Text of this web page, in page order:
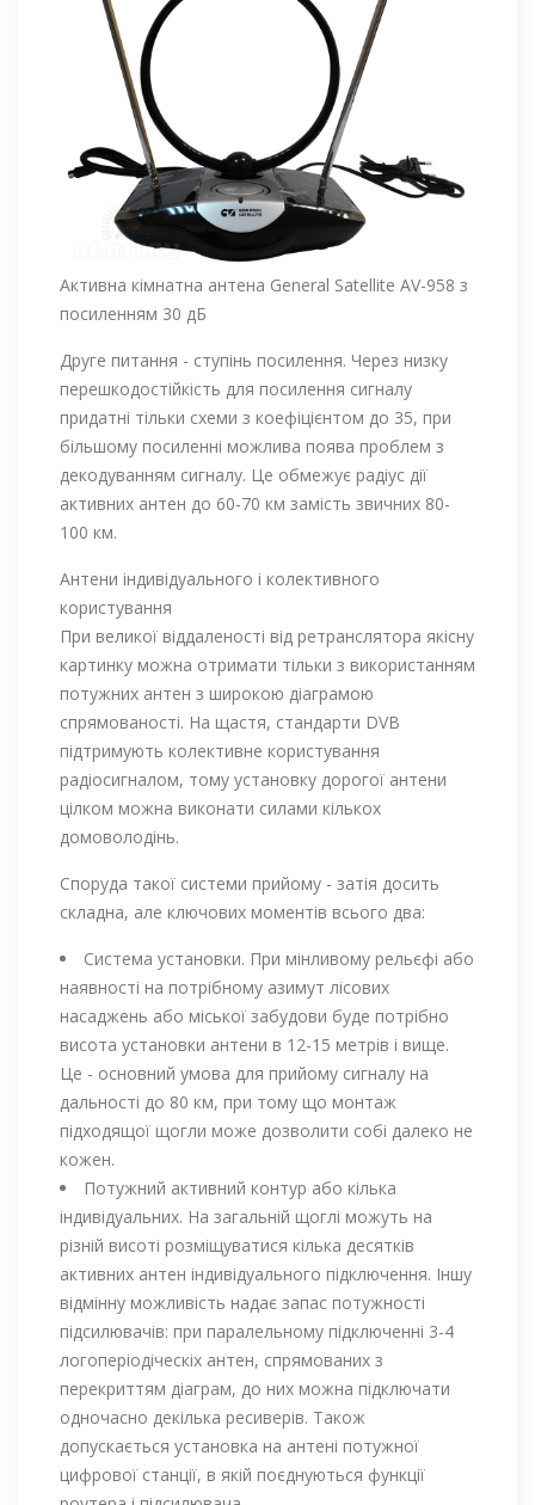
Активна кімнатна антена General Satellite AV-958 з
посиленням 30 дБ
Друге питання - ступінь посилення. Через низку
перешкодостійкість для посилення сигналу
придатні тільки схеми з коефіцієнтом до 35, при
більшому посиленні можлива поява проблем з
декодуванням сигналу. Це обмежує радіус дії
активних антен до 60-70 км замість звичних 80-
100 км.
Антени індивідуального і колективного
користування
При великої віддаленості від ретранслятора якісну
картинку можна отримати тільки з використанням
потужних антен з широкою діаграмою
спрямованості. На щастя, стандарти DVB
підтримують колективне користування
радіосигналом, тому установку дорогої антени
цілком можна виконати силами кількох
домоволодінь.
Споруда такої системи прийому - затія досить
складна, але ключових моментів всього два:
Система установки. При мінливому рельєфі або
наявності на потрібному азимут лісових
насаджень або міської забудови буде потрібно
висота установки антени в 12-15 метрів і вище.
Це - основний умова для прийому сигналу на
дальності до 80 км, при тому що монтаж
підходящої щогли може дозволити собі далеко не
кожен.
Потужний активний контур або кілька
індивідуальних. На загальній щоглі можуть на
різній висоті розміщуватися кілька десятків
активних антен індивідуального підключення. Іншу
відмінну можливість надає запас потужності
підсилювачів: при паралельному підключенні 3-4
логоперіодіческіх антен, спрямованих з
перекриттям діаграм, до них можна підключати
одночасно декілька ресиверів. Також
допускається установка на антені потужної
цифрової станції, в якій поєднуються функції